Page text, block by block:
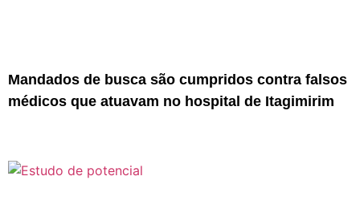
Mandados de busca são cumpridos contra falsos
médicos que atuavam no hospital de Itagimirim